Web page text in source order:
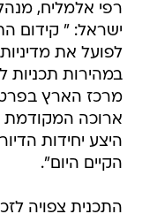
רפי אלמליח,
ישראל: " קידום
לפועל את
במהירות תכניות
מרכז הארץ
ארוכה המקודמת
היצע יחידות
הקיים היום".
התכנית צפויה